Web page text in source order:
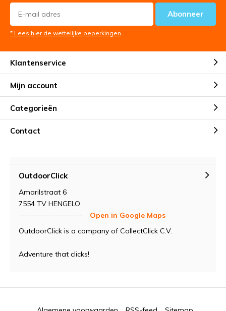
Abonneer
* Lees hier de wettelijke beperkingen
Klantenservice
Mijn account
Categorieën
Contact
OutdoorClick
Amarilstraat 6
7554 TV HENGELO
---------------------
Open in Google Maps
OutdoorClick is a company of CollectClick C.V.
Adventure that clicks!